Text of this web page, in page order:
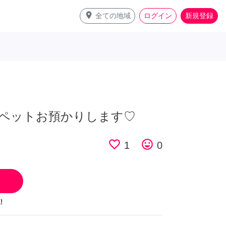
place 全ての地域 ログイン 新規登録
ットお預かりします♡
favorite_border 1 tag_faces 0